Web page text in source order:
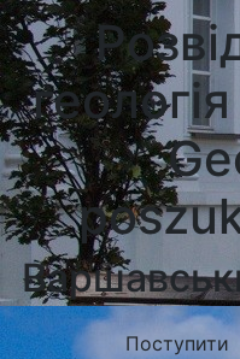
Поступити